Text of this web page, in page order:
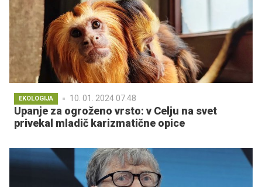
EKOLOGIJA 10. 01. 2024 07.48
Upanje za ogroženo vrsto: v Celju na svet
privekal mladič karizmatične opice